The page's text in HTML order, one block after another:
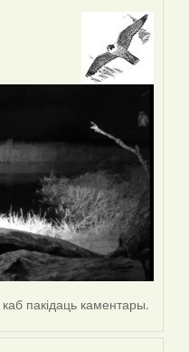
каб пакідаць каментары.